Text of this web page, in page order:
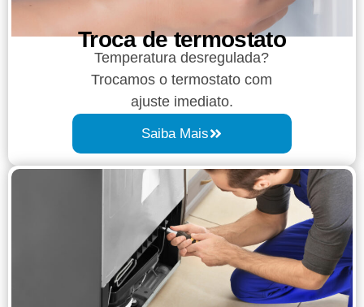
Troca de termostato
Temperatura desregulada?
Trocamos o termostato com
ajuste imediato.
Saiba Mais